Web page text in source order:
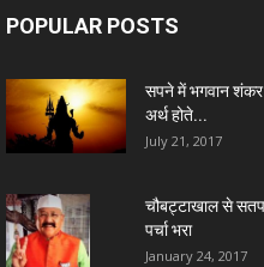
POPULAR POSTS
सपने में भगवान
अर्थ होते...
July 21, 2017
चौबट्टाखाल से
पर्चा भरा
January 24, 2017